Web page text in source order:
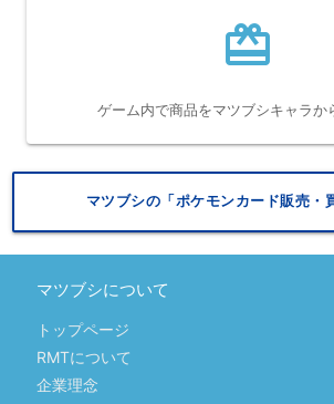
card_giftcard
ゲーム内で商品をマツブシキャラか
マツブシの「ポケモンカード販売・
マツブシについて
トップページ
RMTについて
企業理念